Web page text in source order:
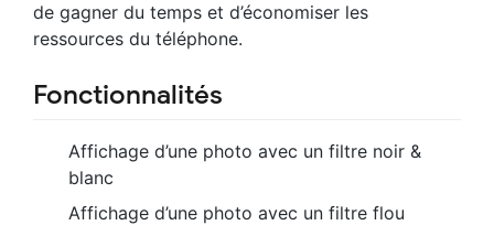
de gagner du temps et d’économiser les
ressources du téléphone.
Fonctionnalités
Affichage d’une photo avec un filtre noir &
blanc
Affichage d’une photo avec un filtre flou